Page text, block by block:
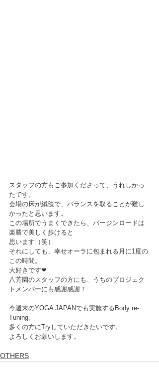
スタッフの方もご参加くださって、うれしかっ
たです。
会場の床が絨毯で、バランスを取ることが難し
かったと思います。
この場所でうまくできたら、バージンロードは
楽勝で美しく歩けると
思います（笑）
それにしても、幸せオーラに包まれる月に1度の
この時間。
大好きです❤
八芳園のスタッフの方にも、うちのプロジェク
トメンバーにも感謝感謝！
今週末のYOGA JAPANでも実施するBody re-
Tuning。
多くの方にTryしていただきたいです。
よろしくお願いします。
OTHERS